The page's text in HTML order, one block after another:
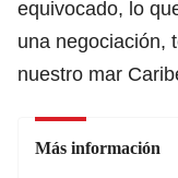
equivocado, lo
una negociación,
nuestro mar
Más información